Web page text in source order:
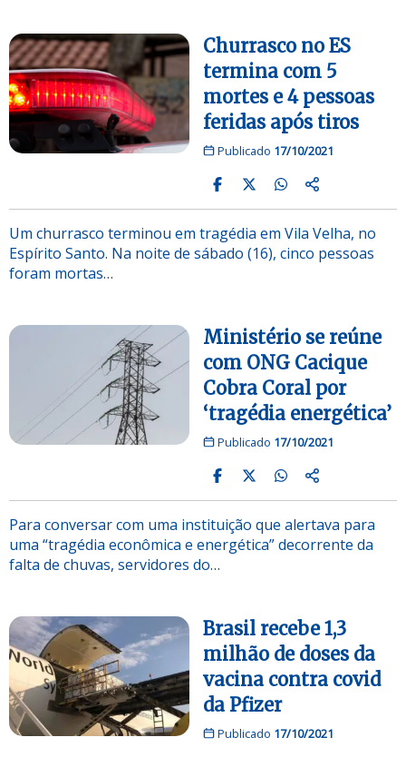
Churrasco no ES
termina com 5
mortes e 4 pessoas
feridas após tiros
Publicado 17/10/2021
Um churrasco terminou em tragédia em Vila Velha, no
Espírito Santo. Na noite de sábado (16), cinco pessoas
foram mortas…
Ministério se reúne
com ONG Cacique
Cobra Coral por
‘tragédia energética’
Publicado 17/10/2021
Para conversar com uma instituição que alertava para
uma “tragédia econômica e energética” decorrente da
falta de chuvas, servidores do…
Brasil recebe 1,3
milhão de doses da
vacina contra covid
da Pfizer
Publicado 17/10/2021